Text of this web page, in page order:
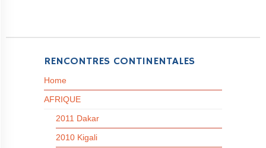
RENCONTRES CONTINENTALES
Home
AFRIQUE
2011 Dakar
2010 Kigali